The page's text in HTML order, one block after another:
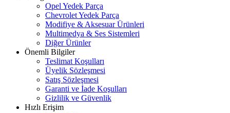
Opel Yedek Parça
Chevrolet Yedek Parça
Modifiye & Aksesuar Ürünleri
Multimedya & Ses Sistemleri
Diğer Ürünler
Önemli Bilgiler
Teslimat Koşulları
Üyelik Sözleşmesi
Satış Sözleşmesi
Garanti ve İade Koşulları
Gizlilik ve Güvenlik
Hızlı Erişim